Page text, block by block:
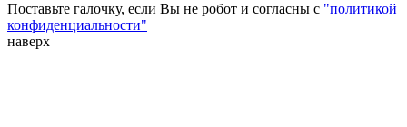
Поставьте галочку, если Вы не робот и согласны с "политикой
конфиденциальности"
наверх